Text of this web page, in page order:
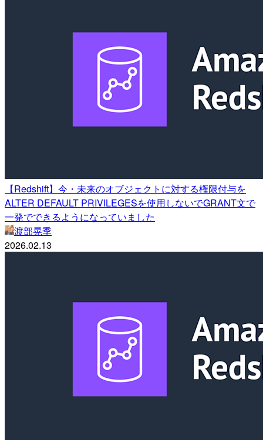
【Redshift】今・未来のオブジェクトに対する権限付与を
ALTER DEFAULT PRIVILEGESを使用しないでGRANT文で
一発でできるようになっていました
渡部晃季
2026.02.13